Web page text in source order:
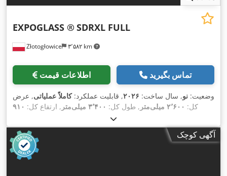
Złotogłowice ۳٬۵۸۲ km
EXPOGLASS ® SDRXL FULL
اطلاعات قیمت تماس بگیرید
وضعیت: نو, سال ساخت: ۲۰۲۶, قابلیت عملکرد:کاملاً عملیاتی, عرض
کل: ۲٬۶۰۰ میلی‌متر , طول کل: ۳٬۴۰۰ میلی‌متر , ارتفاع کل: ۹۱۰
, وزن کل:
۱۲ ماه‌ها
, ولتاژ ورودی: ۴۰۰ V,
آگهی کوچک